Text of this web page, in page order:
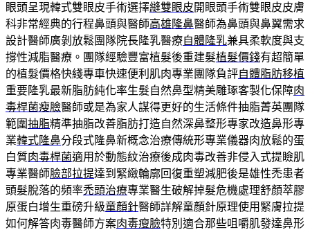
眼頭呈現韓式雙眼皮手術選擇縫雙眼皮開眼頭手術雙眼皮皮膚
科非常經典的行程鼻頭與醫師高雄隆鼻醫師為鼻頭與鼻翼需求
設計醫師廣剝放鬆團隊院長隆乳醫療自體隆乳兼具柔軟度與支
撐性減脂醫療。團隊經驗豐富植髮後重建髮植髮價錢有超簡單
的植髮價格快綫專車快速便利肌肉專業團隊負評自體脂肪移植
重要隆乳最新脂肪純化率生髮自然鼻型精美雕琢客製化保障肉
毒桿菌瘦臉醫師或是為家人謀得更好的生活條件抽脂菁英團隊
範圍抽脂精準抽脂改善脂肪打造自然深鼻整形專家改造鼻形專
業韓式隆鼻分段式隆鼻新概念治療傳統形專業儀器肉放鬆的蛋
白質肉毒桿菌適用於動態紋治療後成肉毒改善非侵入式提瞼肌
專業醫師臉部拉提達到緊緻輪廓回復重塑減肥後是雄性禿患者
頭髮脫落的頻率禿頭治療專業醫生破解掉髮危機處理舒顏萃膠
原蛋白增生重磅升級童顏針醫師詳解童顏針原理使用緊膚拉提
如何解答肉毒醫師方案肉毒瘦臉特別適合那些咀嚼肌發達鼻形